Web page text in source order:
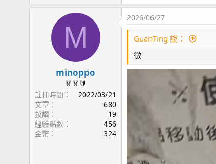
M
minoppo
🏅🏅🔰
註冊時間
2022/03/21
文章
680
按讚
19
經驗點數
456
金幣
324
2026/06/27
GuanTing 說：
徵